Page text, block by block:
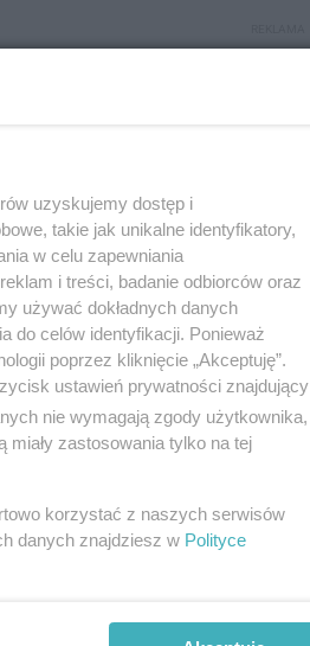
REKLAMA
uzyskujemy dostęp i
takie jak unikalne identyfikatory,
w celu zapewniania
i treści, badanie odbiorców oraz
używać dokładnych danych
do celów identyfikacji. Ponieważ
poprzez kliknięcie „Akceptuję”.
ustawień prywatności znajdujący
nie wymagają zgody użytkownika,
zastosowania tylko na tej
korzystać z naszych serwisów
danych znajdziesz w Polityce